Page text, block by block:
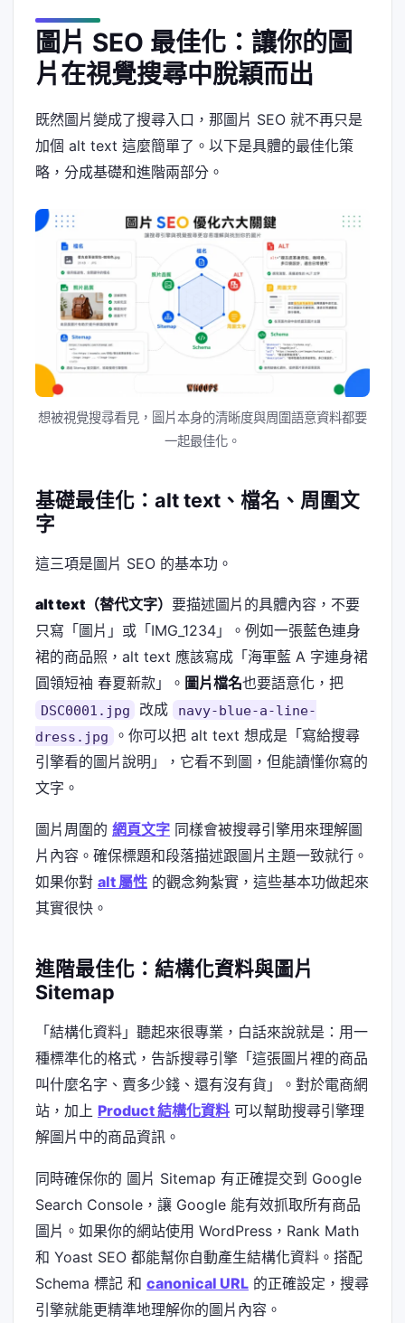
圖片 SEO 最佳化：讓你的圖
片在視覺搜尋中脫穎而出
既然圖片變成了搜尋入口，那圖片 SEO 就不再只是
加個 alt text 這麼簡單了。以下是具體的最佳化策
略，分成基礎和進階兩部分。
想被視覺搜尋看見，圖片本身的清晰度與周圍語意資料都要
一起最佳化。
基礎最佳化：alt text、檔名、周圍文
字
這三項是圖片 SEO 的基本功。
alt text（替代文字） 要描述圖片的具體內容，不要
只寫「圖片」或「IMG_1234」。例如一張藍色連身
裙的商品照，alt text 應該寫成「海軍藍 A 字連身裙
圓領短袖 春夏新款」。 圖片檔名也要語意化，把
DSC0001.jpg 改成
navy-blue-a-line-
dress.jpg
。你可以把 alt text 想成是「寫給搜尋
引擎看的圖片說明」，它看不到圖，但能讀懂你寫的
文字。
圖片周圍的 網頁文字 同樣會被搜尋引擎用來理解圖
片內容。確保標題和段落描述跟圖片主題一致就行。
如果你對 alt 屬性 的觀念夠紮實，這些基本功做起來
其實很快。
進階最佳化：結構化資料與圖片
Sitemap
「結構化資料」聽起來很專業，白話來說就是：用一
種標準化的格式，告訴搜尋引擎「這張圖片裡的商品
叫什麼名字、賣多少錢、還有沒有貨」。對於電商網
站，加上 Product 結構化資料 可以幫助搜尋引擎理
解圖片中的商品資訊。
同時確保你的 圖片 Sitemap 有正確提交到 Google
Search Console，讓 Google 能有效抓取所有商品
圖片。如果你的網站使用 WordPress，Rank Math
和 Yoast SEO 都能幫你自動產生結構化資料。搭配
Schema 標記 和 canonical URL 的正確設定，搜尋
引擎就能更精準地理解你的圖片內容。